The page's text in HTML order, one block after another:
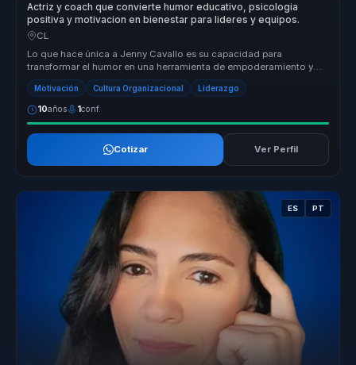
Actriz y coach que convierte humor educativo, psicologia
positiva y motivacion en bienestar para lideres y equipos.
CL
Lo que hace única a Jenny Cavallo es su capacidad para
transformar el humor en una herramienta de empoderamiento y
reflexión. Al integrar...
Motivación Cultura Organizacional Liderazgo
10años 1conf.
Cotizar Ver Perfil
ES PT